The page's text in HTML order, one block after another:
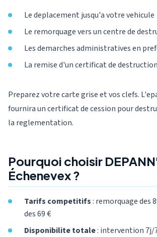
Le deplacement jusqu'a votre vehicule
Le remorquage vers un centre de
Les demarches administratives en
La remise d'un certificat de
Preparez votre carte grise et vos clefs.
fournira un certificat de cession pour
la reglementation.
Pourquoi choisir
Échenevex ?
Tarifs competitifs: remorquage des
des 69 €
Disponibilite totale: intervention 7j/